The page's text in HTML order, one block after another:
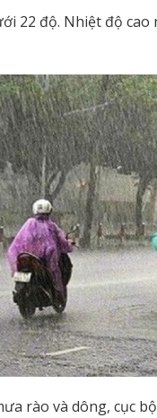
22 độ. Nhiệt độ cao
rào và dông, cục